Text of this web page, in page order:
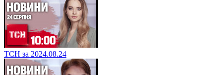
ТСН за 2024.08.24